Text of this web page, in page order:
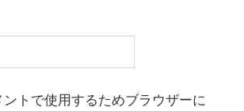
トで使用するためブラウザーに